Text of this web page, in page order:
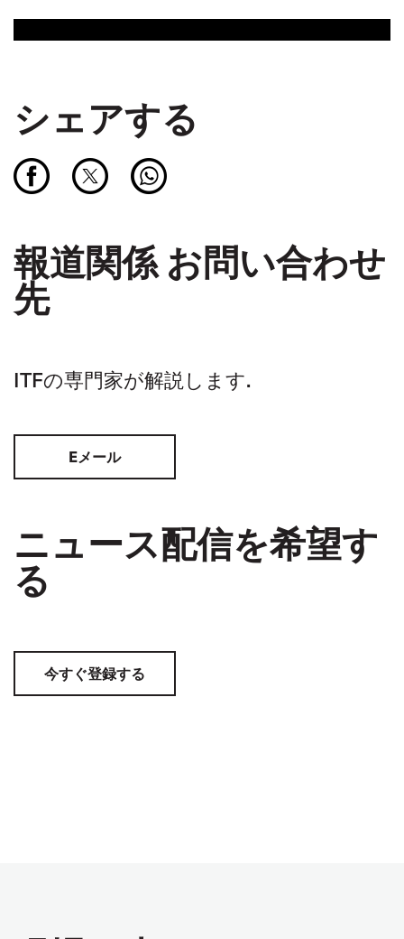
シェアする
報道関係 お問い合わせ
先
ITFの専門家が解説します.
Eメール
ニュース配信を希望す
る
今すぐ登録する